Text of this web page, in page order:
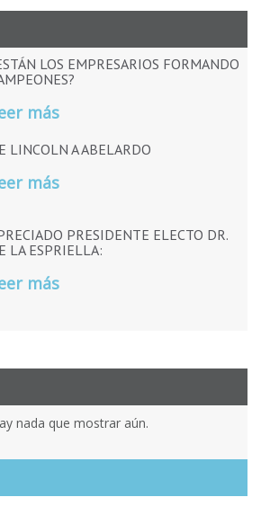
LOS EMPRESARIOS FORMANDO
más
LINCOLN A ABELARDO
más
PRESIDENTE ELECTO DR.
LA ESPRIELLA:
más
nada que mostrar aún.